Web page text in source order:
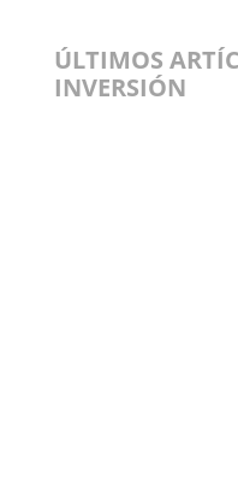
ÚLTIMOS
INVERSIÓN